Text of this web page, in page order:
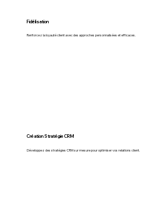
Fidélisation
Renforcez la loyauté client avec des approches personnalisées et efficaces.
Création Stratégie CRM
Développez des stratégies CRM sur mesure pour optimiser vos relations client.